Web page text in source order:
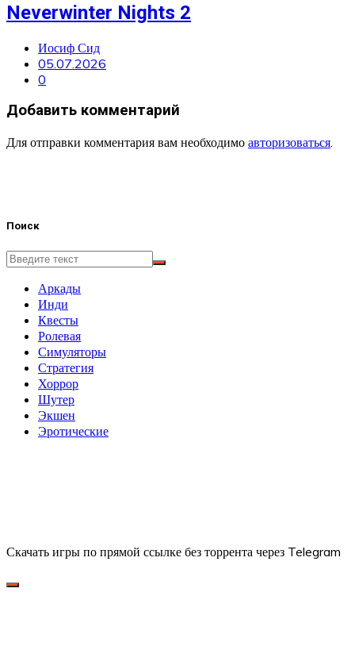
Neverwinter Nights 2
Иосиф Сид
05.07.2026
0
Добавить комментарий
Для отправки комментария вам необходимо авторизоваться.
Поиск
Аркады
Инди
Квесты
Ролевая
Симуляторы
Стратегия
Хоррор
Шутер
Экшен
Эротические
Скачать игры по прямой ссылке без торрента через Telegram